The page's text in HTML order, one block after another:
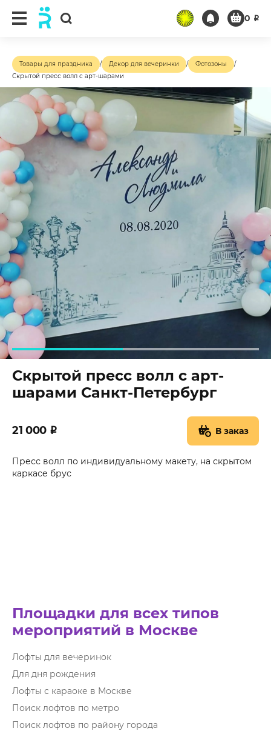
0 ₽
Товары для праздника / Декор для вечеринки / Фотозоны
/
Скрытой пресс волл с арт-шарами
Скрытой пресс волл с арт-
шарами Санкт-Петербург
21 000 ₽ В заказ
Пресс волл по индивидуальному макету, на скрытом
каркасе брус
Площадки для всех типов
мероприятий в Москве
Лофты для вечеринок
Для дня рождения
Лофты с караоке в Москве
Поиск лофтов по метро
Поиск лофтов по району города